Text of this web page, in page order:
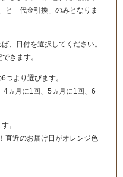
と「代金引換」のみとなりま
、日付を選択してください。
きます。
つより選びます。
4ヵ月に1回、5ヵ月に1回、6
。
直近のお届け日がオレンジ色